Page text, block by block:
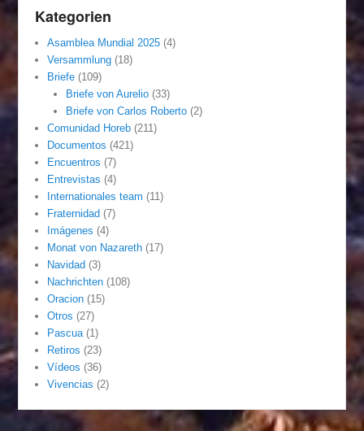
Kategorien
Asamblea Mundial 2025 (4)
Versammlung (18)
Briefe (109)
Briefe von Aurelio(33)
Briefe von Carlos Roberto(2)
Comunidad Horeb (211)
Documentos (421)
Encuentros (7)
Entrevistas (4)
Internationales team (11)
Fraternidad (7)
Imágenes (4)
Monat von Nazareth (17)
Navidad (3)
Nachrichten (108)
Oracion (15)
Otros (27)
Pascua (1)
Retiros (23)
Vídeos (36)
Vivencias (2)